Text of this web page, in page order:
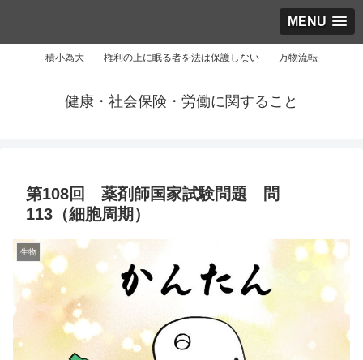
MENU
積小為大 権利の上に眠る者を法は保護しない 万物流転
健康・社会保険・労働に関すること
第108回 薬剤師国家試験問題 問
113（細胞周期）
生物